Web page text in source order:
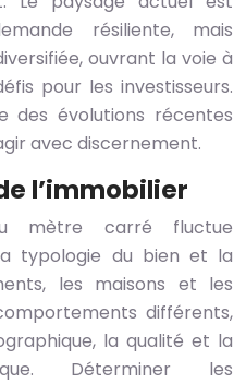
résiliente, mais
ouvrant la voie à
pour les investisseurs.
des évolutions récentes
avec discernement.
l’immobilier
mètre carré fluctue
typologie du bien et la
les maisons et les
différents,
la qualité et la
Déterminer les